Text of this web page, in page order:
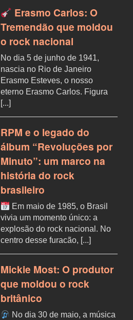
Erasmo Carlos: O
Tremendão que moldou
o rock nacional
No dia 5 de junho de 1941,
nascia no Rio de Janeiro
Erasmo Esteves, o nosso
eterno Erasmo Carlos. Figura
[...]
RPM e o legado do
álbum “Revoluções por
Minuto”: um marco na
história do rock
brasileiro
Em maio de 1985, o Brasil
vivia um momento único: a
explosão do rock nacional. No
centro desse furacão, [...]
Mickie Most: O produtor
que moldou o rock
britânico
No dia 30 de maio, a música